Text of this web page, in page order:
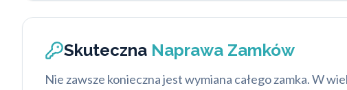
Skuteczna Naprawa Zamków
Nie zawsze konieczna jest wymiana całego zamka. W